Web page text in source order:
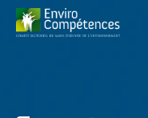
Skip
content